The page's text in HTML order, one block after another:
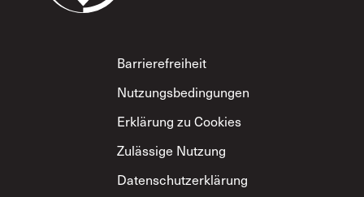
Footer
Barrierefreiheit
Nutzungsbedingungen
Erklärung zu Cookies
Zulässige Nutzung
Datenschutzerklärung